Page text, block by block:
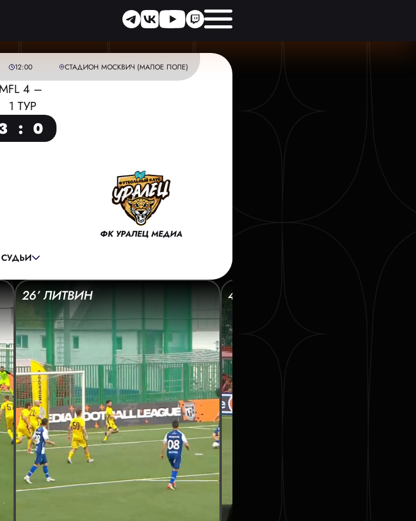
12:00 СТАДИОН МОСКВИЧ (МАЛОЕ ПОЛЕ)
4 –
1 ТУР
: 0
СУДЬИ
ФК УРАЛЕЦ МЕДИА
СТРОГАНОВ ДМИТРИЙ
ЗОБОВ МАКСИМ
26’ ЛИТВИН 41’ АГЕКЯН